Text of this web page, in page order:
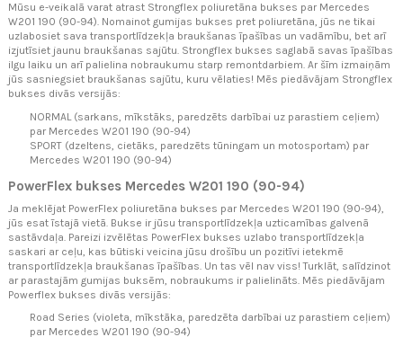
Mūsu e-veikalā varat atrast Strongflex poliuretāna bukses par Mercedes
W201 190 (90-94). Nomainot gumijas bukses pret poliuretāna, jūs ne tikai
uzlabosiet sava transportlīdzekļa braukšanas īpašības un vadāmību, bet arī
izjutīsiet jaunu braukšanas sajūtu. Strongflex bukses saglabā savas īpašības
ilgu laiku un arī palielina nobraukumu starp remontdarbiem. Ar šīm izmaiņām
jūs sasniegsiet braukšanas sajūtu, kuru vēlaties! Mēs piedāvājam Strongflex
bukses divās versijās:
NORMAL (sarkans, mīkstāks, paredzēts darbībai uz parastiem ceļiem)
par Mercedes W201 190 (90-94)
SPORT (dzeltens, cietāks, paredzēts tūningam un motosportam) par
Mercedes W201 190 (90-94)
PowerFlex bukses Mercedes W201 190 (90-94)
Ja meklējat PowerFlex poliuretāna bukses par Mercedes W201 190 (90-94),
jūs esat īstajā vietā. Bukse ir jūsu transportlīdzekļa uzticamības galvenā
sastāvdaļa. Pareizi izvēlētas PowerFlex bukses uzlabo transportlīdzekļa
saskari ar ceļu, kas būtiski veicina jūsu drošību un pozitīvi ietekmē
transportlīdzekļa braukšanas īpašības. Un tas vēl nav viss! Turklāt, salīdzinot
ar parastajām gumijas buksēm, nobraukums ir palielināts. Mēs piedāvājam
Powerflex bukses divās versijās:
Road Series (violeta, mīkstāka, paredzēta darbībai uz parastiem ceļiem)
par Mercedes W201 190 (90-94)